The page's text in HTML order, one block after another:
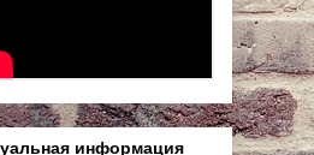
информация